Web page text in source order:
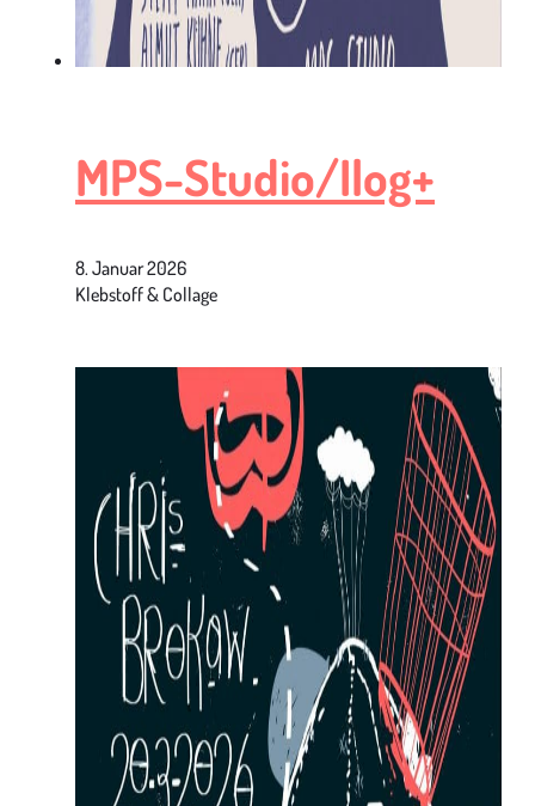
MPS-Studio/Ilog+
8. Januar 2026
Klebstoff & Collage